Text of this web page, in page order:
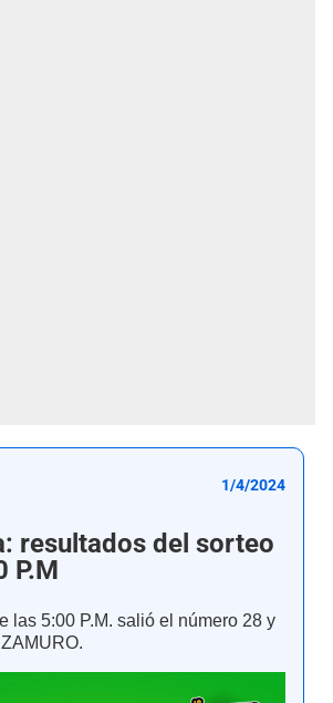
1/4/2024
resultados del sorteo
P.M
las 5:00 P.M. salió el número 28 y